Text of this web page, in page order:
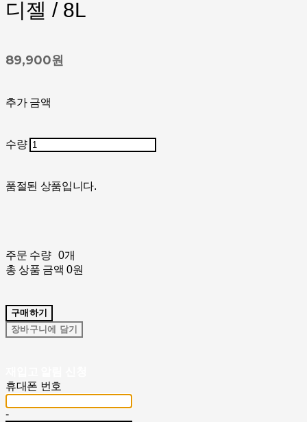
디젤 / 8L
89,900원
추가 금액
수량
품절된 상품입니다.
주문 수량
0개
총 상품 금액 0원
구매하기
장바구니에 담기
휴대폰 번호
-